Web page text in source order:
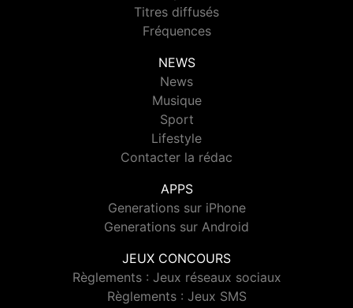
Titres diffusés
Fréquences
NEWS
News
Musique
Sport
Lifestyle
Contacter la rédac
APPS
Generations sur iPhone
Generations sur Android
JEUX CONCOURS
Règlements : Jeux réseaux sociaux
Règlements : Jeux SMS